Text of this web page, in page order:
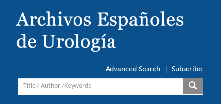
Advanced Search Subscribe